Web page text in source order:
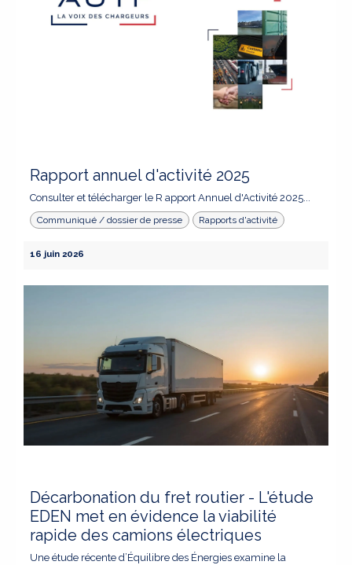
Rapport annuel d'activité 2025
Consulter et télécharger le R apport Annuel d'Activité 2025...
Communiqué / dossier de presse Rapports d'activité
16 juin 2026
Décarbonation du fret routier - L'étude
EDEN met en évidence la viabilité
rapide des camions électriques
Une étude récente d’Équilibre des Énergies examine la